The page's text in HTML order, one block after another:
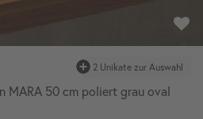
MARA 50 cm poliert grau oval